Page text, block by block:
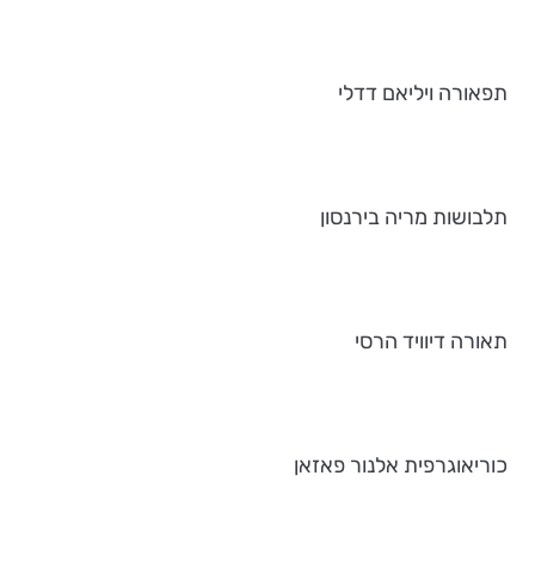
תפאורה ויליאם דדלי
תלבושות מריה בירנסון
תאורה דיוויד הרסי
כוריאוגרפית אלנור פאזאן